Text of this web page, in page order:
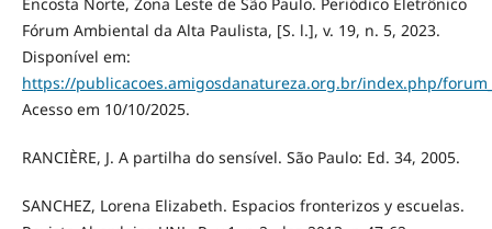
Fórum Ambiental da Alta Paulista, [S. l.], v. 19, n. 5, 2023.
Disponível em:
https://publicacoes.amigosdanatureza.org.br/index.php/
Acesso em 10/10/2025.
RANCIÈRE, J. A partilha do sensível. São Paulo: Ed. 34, 2005.
SANCHEZ, Lorena Elizabeth. Espacios fronterizos y escuelas.